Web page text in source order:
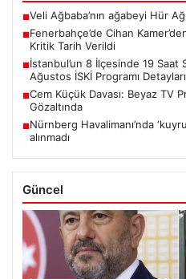
■Veli Ağbaba’nın ağabeyi Hür
■Fenerbahçe’de Cihan
Kritik Tarih Verildi
■İstanbul’un 8 İlçesinde 19 Saat
Ağustos İSKİ Programı Detayları
■Cem Küçük Davası: Beyaz TV
Gözaltında
■Nürnberg Havalimanı’nda
alınmadı
Güncel